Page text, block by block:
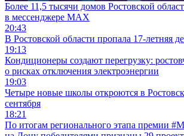
Более 11,5 тысячи домов Ростовской
в мессенджере MAX
20:43
В Ростовской области пропала 17-летняя
19:13
Кондиционеры создают перегрузку:
о рисках отключения электроэнергии
19:03
Четыре новые школы откроются в
сентября
18:21
По итогам регионального этапа